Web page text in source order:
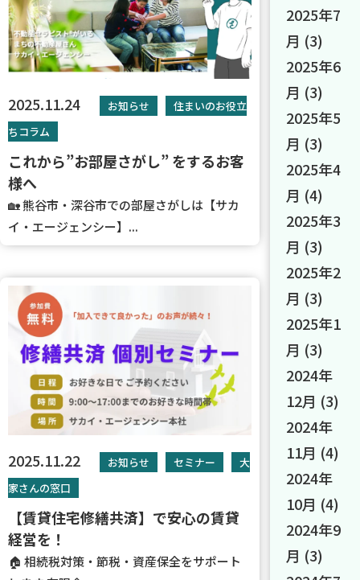
2025.11.24 お知らせ
住まいのお役立
ちコラム
これから”お部屋さがし” をするお客
様へ
🏡 熊谷市・深谷市での部屋さがしは【サカ
イ・エージェンシー】...
2025.11.22 お知らせ セミナー
大
家さんの窓口
【賃貸住宅修繕共済】で安心の賃貸
経営を！
🏠 相続税対策・節税・資産保全をサポート
2025年7
月 (3)
2025年6
月 (3)
2025年5
月 (3)
2025年4
月 (4)
2025年3
月 (3)
2025年2
月 (3)
2025年1
月 (3)
2024年
12月 (3)
2024年
11月 (4)
2024年
10月 (4)
2024年9
月 (3)